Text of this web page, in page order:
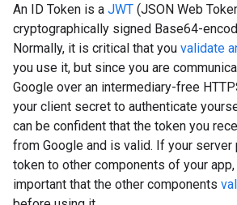
An ID Token is a JWT (JSON Web
cryptographically signed Base64-
Normally, it is critical that you validate
you use it, but since you are
Google over an intermediary-free
your client secret to authenticate
can be confident that the token you
from Google and is valid. If your
token to other components of your
important that the other components